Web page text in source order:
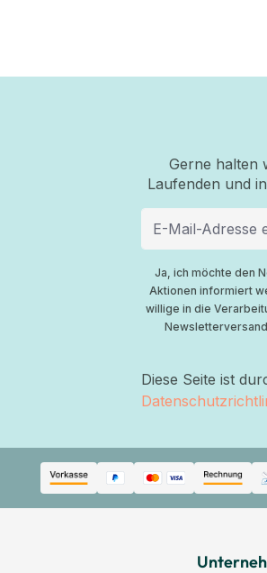
Gerne halten
Laufenden und
Ja, ich möchte den
Aktionen informiert
willige in die
Diese Seite ist